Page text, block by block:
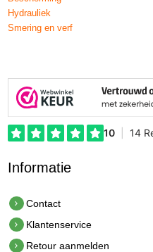
Hydrauliek
Smering en verf
Informatie
Contact
Klantenservice
Retour aanmelden